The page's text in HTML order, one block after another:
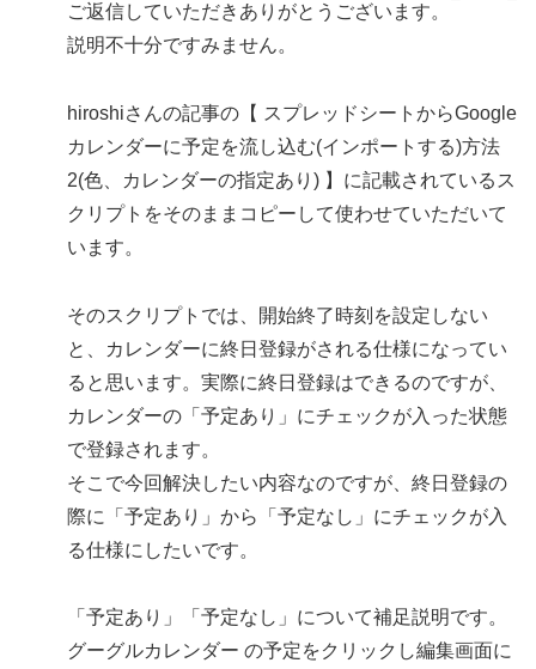
ご返信していただきありがとうございます。
説明不十分ですみません。
hiroshiさんの記事の【 スプレッドシートからGoogle
カレンダーに予定を流し込む(インポートする)方法
2(色、カレンダーの指定あり) 】に記載されているス
クリプトをそのままコピーして使わせていただいて
います。
そのスクリプトでは、開始終了時刻を設定しない
と、カレンダーに終日登録がされる仕様になってい
ると思います。実際に終日登録はできるのですが、
カレンダーの「予定あり」にチェックが入った状態
で登録されます。
そこで今回解決したい内容なのですが、終日登録の
際に「予定あり」から「予定なし」にチェックが入
る仕様にしたいです。
「予定あり」「予定なし」について補足説明です。
グーグルカレンダー の予定をクリックし編集画面に